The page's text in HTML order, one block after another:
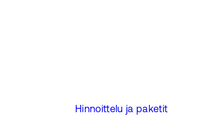
Hinnoittelu ja paketit